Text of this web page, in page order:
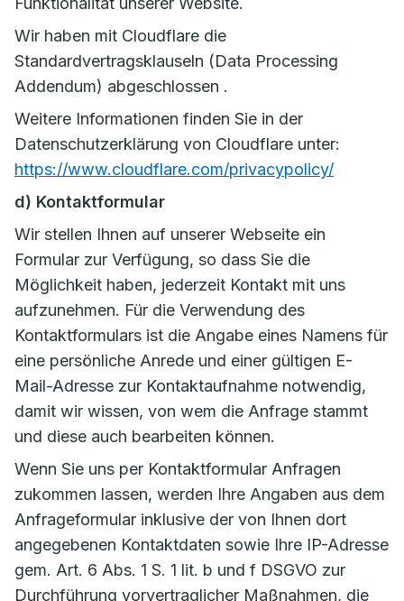
Wir haben mit Cloudflare die
Standardvertragsklauseln (Data Processing
Addendum) abgeschlossen .
Weitere Informationen finden Sie in der
Datenschutzerklärung von Cloudflare unter:
https://www.cloudflare.com/privacypolicy/
d) Kontaktformular
Wir stellen Ihnen auf unserer Webseite ein
Formular zur Verfügung, so dass Sie die
Möglichkeit haben, jederzeit Kontakt mit uns
aufzunehmen. Für die Verwendung des
Kontaktformulars ist die Angabe eines Namens für
eine persönliche Anrede und einer gültigen E-
Mail-Adresse zur Kontaktaufnahme notwendig,
damit wir wissen, von wem die Anfrage stammt
und diese auch bearbeiten können.
Wenn Sie uns per Kontaktformular Anfragen
zukommen lassen, werden Ihre Angaben aus dem
Anfrageformular inklusive der von Ihnen dort
angegebenen Kontaktdaten sowie Ihre IP-Adresse
gem. Art. 6 Abs. 1 S. 1 lit. b und f DSGVO zur
Durchführung vorvertraglicher Maßnahmen, die